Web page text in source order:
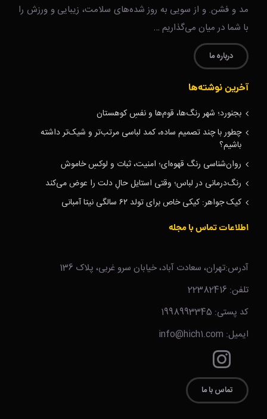
مد و فشن. و از سویی به روز شده‌های سلامت، زیبایی و ورزش را
با شما در میان می‌گذاریم …
درباره ما
آخرین نوشته‌ها
بجنورد؛ شهر رنگ‌ها، قوم‌ها و نفسِ کوهستان
چطور با چند تصمیم ساده، کمد لباسی مرتب‌تر و شیک‌تر داشته
باشیم؟
روان‌شناسی رنگ قهوه‌ای؛ امنیت، ثبات و لوکسِ خاموش
رنگ‌درمانی در لباس؛ وقتی استایل حالِ دلت را عوض می‌کند
کیک جواهر: کیکی خاص برای تولد ۶۲ سالگی نیتا آمبانی
اطلاعات تماس با مجله
آدرس:تهران، سعادت آباد، خیابان سرو غربی، پلاک 136
تلفن: 22382416
کد پستی: 1998993345
ایمیل: info@hich1.com
تماس با ما